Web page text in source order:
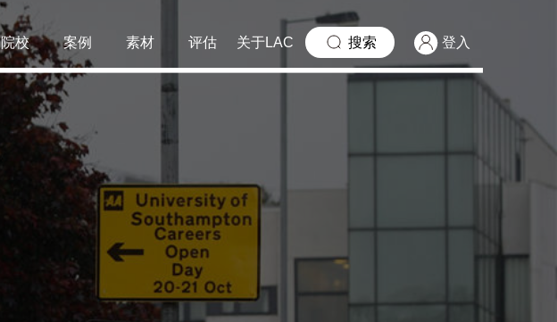
院校 案例 素材 评估 关于LAC 搜索 登入